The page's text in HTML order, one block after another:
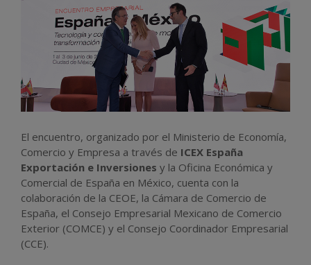
El encuentro, organizado por el Ministerio de Economía,
Comercio y Empresa a través de ICEX España
Exportación e Inversiones y la Oficina Económica y
Comercial de España en México, cuenta con la
colaboración de la CEOE, la Cámara de Comercio de
España, el Consejo Empresarial Mexicano de Comercio
Exterior (COMCE) y el Consejo Coordinador Empresarial
(CCE).